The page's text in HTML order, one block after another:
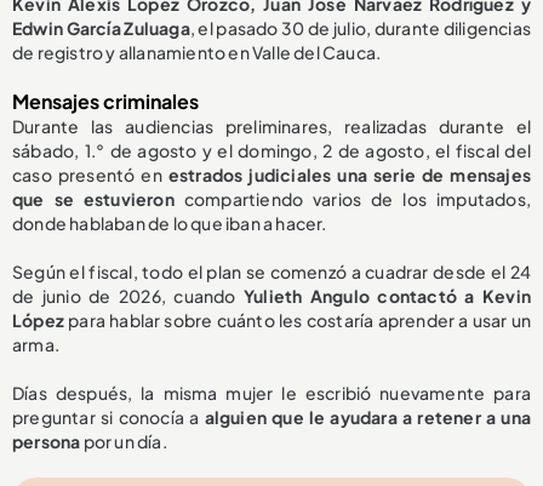
Edwin García Zuluaga, el pasado 30 de julio, durante diligencias
de registro y allanamiento en Valle del Cauca.
Mensajes criminales
Durante las audiencias preliminares, realizadas durante el
sábado, 1.° de agosto y el domingo, 2 de agosto, el fiscal del
caso presentó en estrados judiciales una serie de mensajes
que se estuvieroncompartiendo varios de los imputados,
donde hablaban de lo que iban a hacer.
Según el fiscal, todo el plan se comenzó a cuadrar desde el 24
de junio de 2026, cuando Yulieth Angulo contactó a Kevin
López para hablar sobre cuánto les costaría aprender a usar un
arma.
Días después, la misma mujer le escribió nuevamente para
preguntar si conocía a alguien que le ayudara a retener a una
persona por un día.